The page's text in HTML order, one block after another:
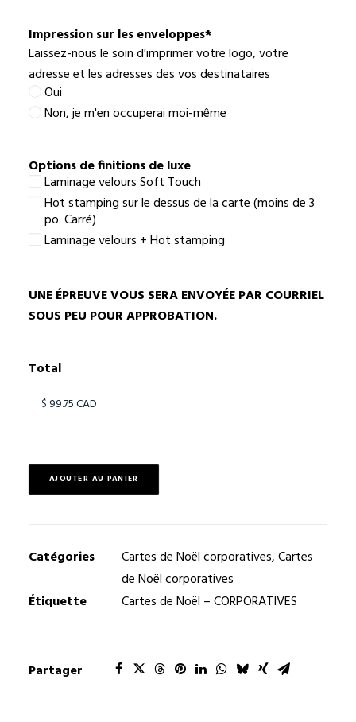
choix
Impression sur les enveloppes*
Laissez-nous le soin d'imprimer votre logo, votre
adresse et les adresses des vos destinataires
Oui
Non, je m'en occuperai moi-même
Options de finitions de luxe
Laminage velours Soft Touch
Hot stamping sur le dessus de la carte (moins de 3
po. Carré)
Laminage velours + Hot stamping
UNE ÉPREUVE VOUS SERA ENVOYÉE PAR COURRIEL
SOUS PEU POUR APPROBATION.
Total
AJOUTER AU PANIER
Catégories Cartes de Noël corporatives,Cartes
de Noël corporatives
Étiquette
Cartes de Noël – CORPORATIVES
Partager